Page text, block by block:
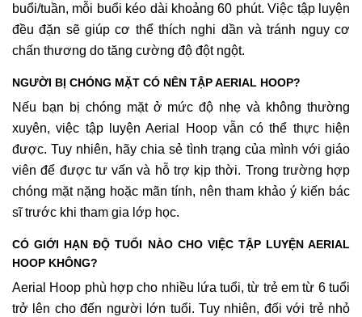
buổi/tuần, mỗi buổi kéo dài khoảng 60 phút. Việc tập luyện
đều đặn sẽ giúp cơ thể thích nghi dần và tránh nguy cơ
chấn thương do tăng cường độ đột ngột.
NGƯỜI BỊ CHÓNG MẶT CÓ NÊN TẬP AERIAL HOOP?
Nếu bạn bị chóng mặt ở mức độ nhẹ và không thường
xuyên, việc tập luyện Aerial Hoop vẫn có thể thực hiện
được. Tuy nhiên, hãy chia sẻ tình trạng của mình với giáo
viên để được tư vấn và hỗ trợ kịp thời. Trong trường hợp
chóng mặt nặng hoặc mãn tính, nên tham khảo ý kiến bác
sĩ trước khi tham gia lớp học.
CÓ GIỚI HẠN ĐỘ TUỔI NÀO CHO VIỆC TẬP LUYỆN AERIAL
HOOP KHÔNG?
Aerial Hoop phù hợp cho nhiều lứa tuổi, từ trẻ em từ 6 tuổi
trở lên cho đến người lớn tuổi. Tuy nhiên, đối với trẻ nhỏ